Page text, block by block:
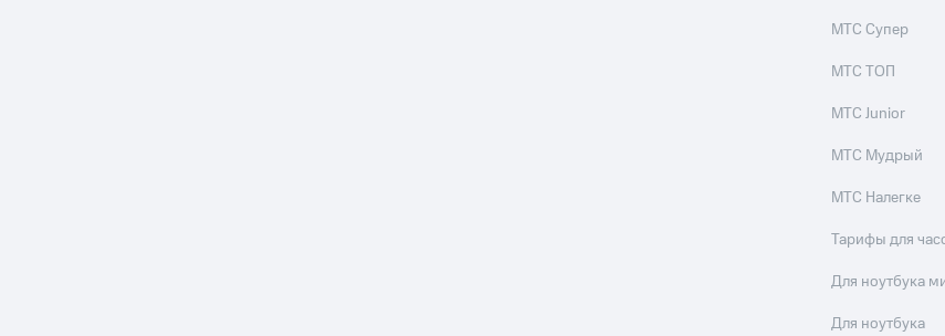
МТС Супер
МТС ТОП
МТС Junior
МТС Мудрый
МТС Налегке
Тарифы для
Для ноутбука
Для ноутбука